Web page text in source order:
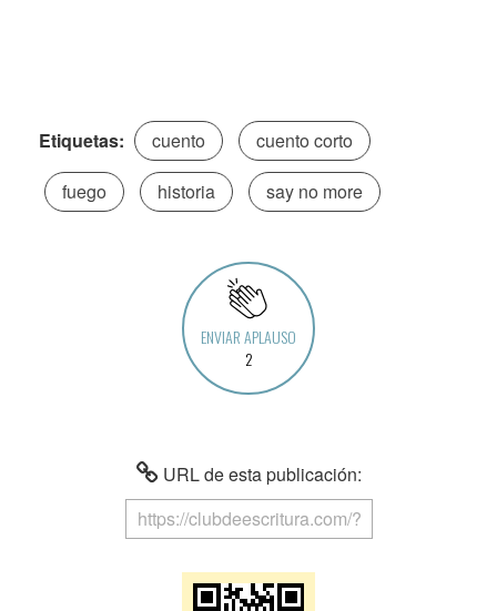
Etiquetas: cuento
cuento corto
fuego
historia say no more
ENVIAR APLAUSO
2
URL de esta publicación: